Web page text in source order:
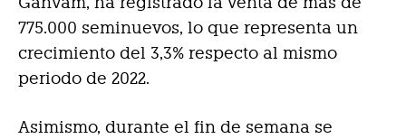
775.000 seminuevos, lo que representa un
crecimiento del 3,3% respecto al mismo
periodo de 2022.
Asimismo, durante el fin de semana se